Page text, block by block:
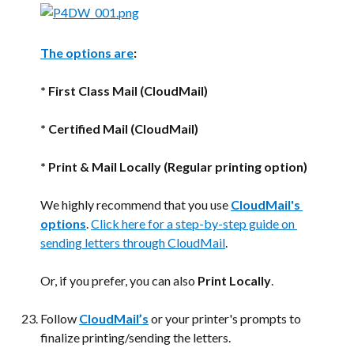
The options are:
* First Class Mail (CloudMail)
* Certified Mail (CloudMail)
* Print & Mail Locally (Regular printing option)
We highly recommend that you use CloudMail's
options. Click here for a step-by-step guide on
sending letters through CloudMail.
Or, if you prefer, you can also Print Locally.
Follow CloudMail’s or your printer's prompts to
finalize printing/sending the letters.